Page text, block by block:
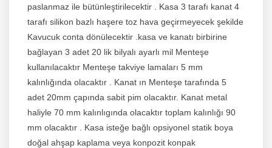
paslanmaz ile bütünleştirilecektir . Kasa 3 tarafı kanat 4
tarafı silikon bazlı haşere toz hava geçirmeyecek şekilde
Kavucuk conta dönülecektir .kasa ve kanatı birbirine
bağlayan 3 adet 20 lik bilyalı ayarlı mil Menteşe
kullanılacaktır Menteşe takviye lamaları 5 mm
kalınlığında olacaktır . Kanat ın Menteşe tarafında 5
adet 20mm çapında sabit pim olacaktır. Kanat metal
haliyle 70 mm kalınlıgında olacaktır toplam kalınlığı 90
mm olacaktır . Kasa isteğe bağlı opsiyonel statik boya
doğal ahşap kaplama veya konpozit konpak